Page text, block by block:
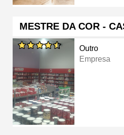
MESTRE DA COR -
Outro
Empresa